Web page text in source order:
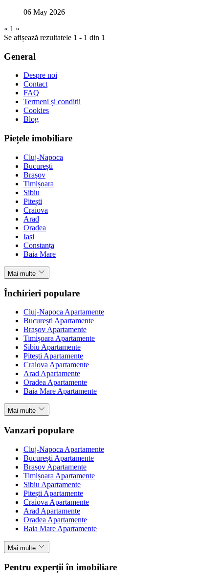
06 May 2026
« 1 »
Se afișează rezultatele 1 - 1 din 1
General
Despre noi
Contact
FAQ
Termeni și condiții
Cookies
Blog
Piețele imobiliare
Cluj-Napoca
București
Brașov
Timișoara
Sibiu
Pitești
Craiova
Arad
Oradea
Iași
Constanța
Baia Mare
Mai multe
Închirieri populare
Cluj-Napoca Apartamente
București Apartamente
Brașov Apartamente
Timișoara Apartamente
Sibiu Apartamente
Pitești Apartamente
Craiova Apartamente
Arad Apartamente
Oradea Apartamente
Baia Mare Apartamente
Mai multe
Vanzari populare
Cluj-Napoca Apartamente
București Apartamente
Brașov Apartamente
Timișoara Apartamente
Sibiu Apartamente
Pitești Apartamente
Craiova Apartamente
Arad Apartamente
Oradea Apartamente
Baia Mare Apartamente
Mai multe
Pentru experții în imobiliare